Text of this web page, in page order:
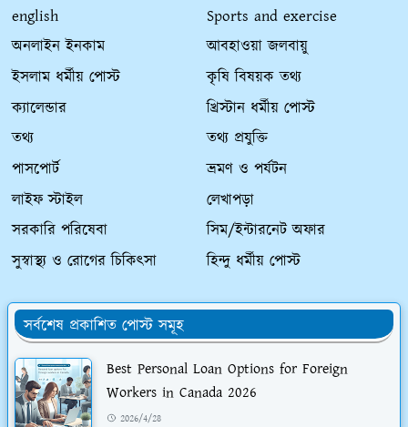
english
Sports and exercise
অনলাইন ইনকাম
আবহাওয়া জলবায়ু
ইসলাম ধর্মীয় পোস্ট
কৃষি বিষয়ক তথ্য
ক্যালেন্ডার
খ্রিস্টান ধর্মীয় পোস্ট
তথ্য
তথ্য প্রযুক্তি
পাসপোর্ট
ভ্রমণ ও পর্যটন
লাইফ স্টাইল
লেখাপড়া
সরকারি পরিষেবা
সিম/ইন্টারনেট অফার
সুস্বাস্থ্য ও রোগের চিকিৎসা
হিন্দু ধর্মীয় পোস্ট
সর্বশেষ প্রকাশিত পোস্ট সমূহ
Best Personal Loan Options for Foreign
Workers in Canada 2026
2026/4/28